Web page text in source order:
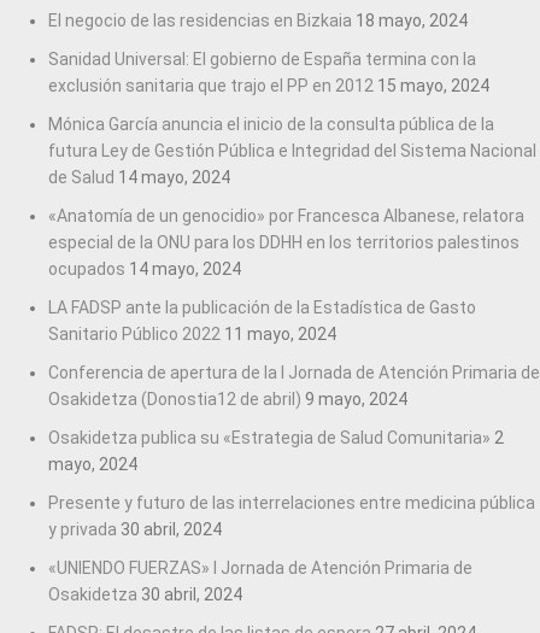
El negocio de las residencias en Bizkaia 18 mayo, 2024
Sanidad Universal: El gobierno de España termina con la
exclusión sanitaria que trajo el PP en 2012 15 mayo, 2024
Mónica García anuncia el inicio de la consulta pública de la
futura Ley de Gestión Pública e Integridad del Sistema Nacional
de Salud 14 mayo, 2024
«Anatomía de un genocidio» por Francesca Albanese, relatora
especial de la ONU para los DDHH en los territorios palestinos
ocupados 14 mayo, 2024
LA FADSP ante la publicación de la Estadística de Gasto
Sanitario Público 2022 11 mayo, 2024
Conferencia de apertura de la I Jornada de Atención Primaria de
Osakidetza (Donostia12 de abril) 9 mayo, 2024
Osakidetza publica su «Estrategia de Salud Comunitaria» 2
mayo, 2024
Presente y futuro de las interrelaciones entre medicina pública
y privada 30 abril, 2024
«UNIENDO FUERZAS» I Jornada de Atención Primaria de
Osakidetza 30 abril, 2024